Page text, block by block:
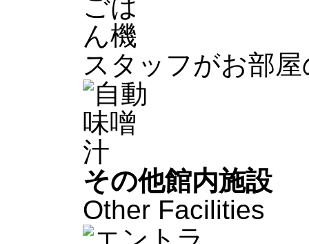
スタッフがお部
その他館内施設
Other Facilities